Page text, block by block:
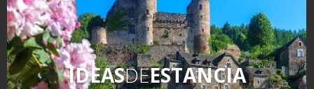
IDEASDEESTANCIA